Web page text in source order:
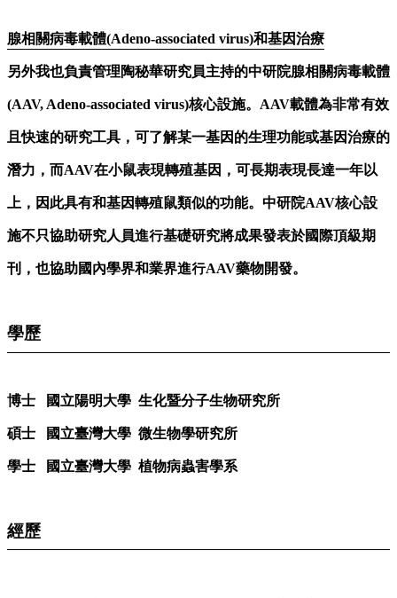
腺相關病毒載體(Adeno-associated virus)和基因治療
另外我也負責管理陶秘華研究員主持的中研院腺相關病毒載體
(AAV, Adeno-associated virus)核心設施。AAV載體為非常有效
且快速的研究工具，可了解某一基因的生理功能或基因治療的
潛力，而AAV在小鼠表現轉殖基因，可長期表現長達一年以
上，因此具有和基因轉殖鼠類似的功能。中研院AAV核心設
施不只協助研究人員進行基礎研究將成果發表於國際頂級期
刊，也協助國內學界和業界進行AAV藥物開發。
學歷
博士 國立陽明大學 生化暨分子生物研究所
碩士 國立臺灣大學 微生物學研究所
學士 國立臺灣大學 植物病蟲害學系
經歷